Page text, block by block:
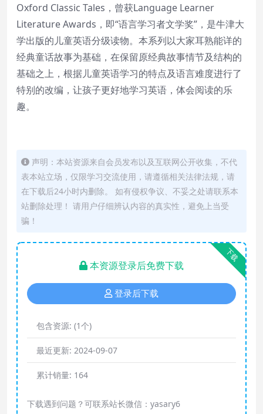
Oxford Classic Tales，曾获Language Learner
Literature Awards，即“语言学习者文学奖”，是牛津大
学出版的儿童英语分级读物。本系列以大家耳熟能详的
经典童话故事为基础，在保留原经典故事情节及结构的
基础之上，根据儿童英语学习的特点及语言难度进行了
特别的改编，让孩子更好地学习英语，体会阅读的乐
趣。
声明：本站资源来自会员发布以及互联网公开收集，不代
表本站立场，仅限学习交流使用，请遵循相关法律法规，请
在下载后24小时内删除。 如有侵权争议、不妥之处请联系本
站删除处理！ 请用户仔细辨认内容的真实性，避免上当受
骗！
下载
本资源登录后免费下载
登录后下载
包含资源: (1个)
最近更新: 2024-09-07
累计销量: 164
下载遇到问题？可联系站长微信：yasary6